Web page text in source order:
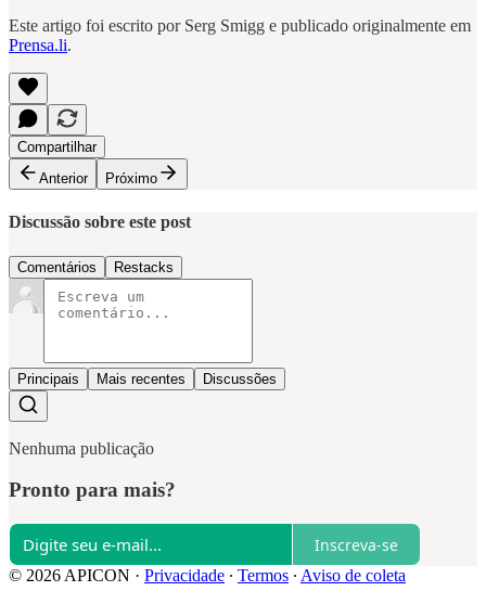
Este artigo foi escrito por Serg Smigg e publicado originalmente em
Prensa.li.
Compartilhar
Anterior
Próximo
Discussão sobre este post
Comentários Restacks
Principais Mais recentes Discussões
Nenhuma publicação
Pronto para mais?
Inscreva-se
© 2026 APICON · Privacidade ∙ Termos ∙ Aviso de coleta